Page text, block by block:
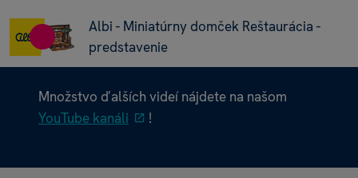
Albi - Miniatúrny domček Reštaurácia -
predstavenie
Množstvo ďalších videí nájdete na našom
YouTube kanáli
!